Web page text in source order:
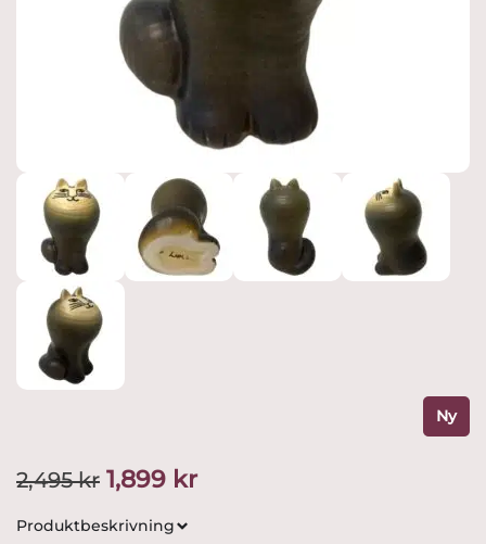
Ny
2,495kr Det
ursprungliga
1,899 krDet
Produktbeskrivning